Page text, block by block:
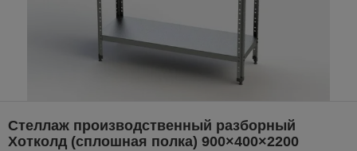
Стеллаж производственный разборный
Хотколд (сплошная полка) 900×400×2200